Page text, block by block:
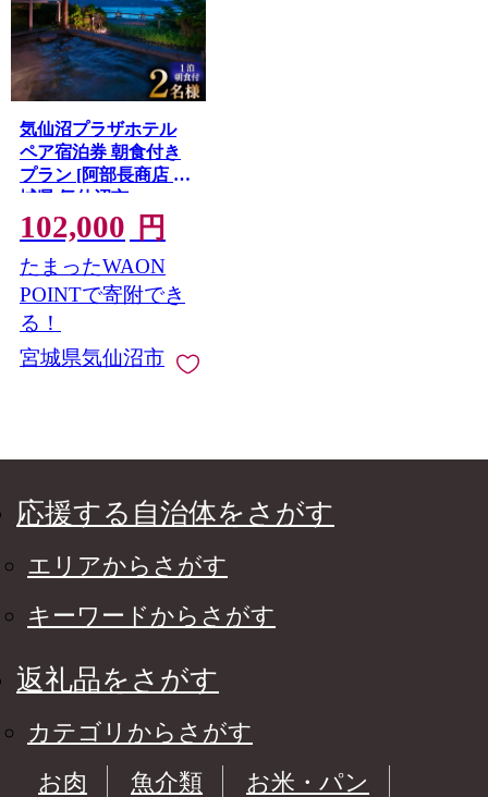
気仙沼プラザホテル
ペア宿泊券 朝食付き
プラン [阿部長商店 宮
城県 気仙沼市
20565402] 宿泊券 ペア
旅行 旅行券 気仙沼 プ
ラザホテル チケット
宿泊 宮城 朝食 食事付
き ホテル プラザホテ
ル
102,000 円
たまったWAON
POINTで寄附でき
る！
宮城県気仙沼市
応援する自治体をさがす
エリアからさがす
キーワードからさがす
返礼品をさがす
カテゴリからさがす
お肉
魚介類
お米・パン